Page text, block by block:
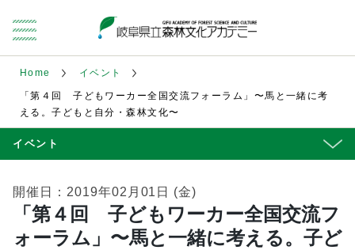
Home イベント
「第４回 子どもワーカー全国交流フォーラム」〜馬と一緒に考
える。子どもと自分・森林文化〜
イベント
開催日：2019年02月01日 (金)
「第４回 子どもワーカー全国交流フ
ォーラム」〜馬と一緒に考える。子ど